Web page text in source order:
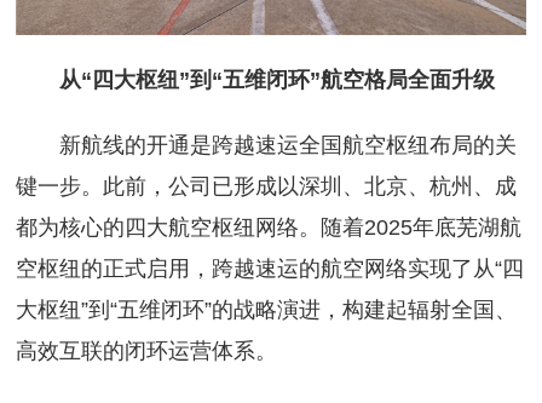
从“四大枢纽”到“五维闭环”航空格局全面升级
新航线的开通是跨越速运全国航空枢纽布局的关
键一步。此前，公司已形成以深圳、北京、杭州、成
都为核心的四大航空枢纽网络。随着2025年底芜湖航
空枢纽的正式启用，跨越速运的航空网络实现了从“四
大枢纽”到“五维闭环”的战略演进，构建起辐射全国、
高效互联的闭环运营体系。